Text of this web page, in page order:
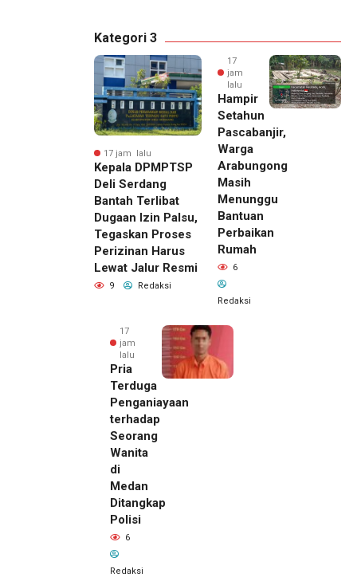
Kategori 3
17 jam lalu
Kepala DPMPTSP
Deli Serdang
Bantah Terlibat
Dugaan Izin Palsu,
Tegaskan Proses
Perizinan Harus
Lewat Jalur Resmi
9 Redaksi
17
jam
lalu
Hampir
Setahun
Pascabanjir,
Warga
Arabungong
Masih
Menunggu
Bantuan
Perbaikan
Rumah
6
Redaksi
17
jam
lalu
Pria
Terduga
Penganiayaan
terhadap
Seorang
Wanita
di
Medan
Ditangkap
Polisi
6
Redaksi
17 jam lalu
Kepala
DPMPTSP
Deli
Serdang
Bantah
Terlibat